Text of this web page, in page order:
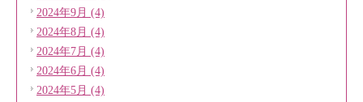
2024年9月 (4)
2024年8月 (4)
2024年7月 (4)
2024年6月 (4)
2024年5月 (4)